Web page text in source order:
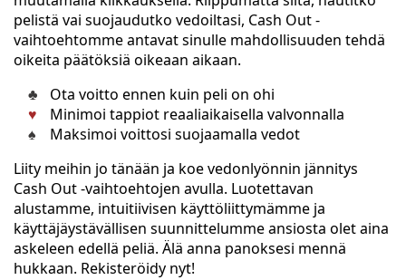
pelistä vai suojaudutko vedoiltasi, Cash Out -
vaihtoehtomme antavat sinulle mahdollisuuden tehdä
oikeita päätöksiä oikeaan aikaan.
Ota voitto ennen kuin peli on ohi
Minimoi tappiot reaaliaikaisella valvonnalla
Maksimoi voittosi suojaamalla vedot
Liity meihin jo tänään ja koe vedonlyönnin jännitys
Cash Out -vaihtoehtojen avulla. Luotettavan
alustamme, intuitiivisen käyttöliittymämme ja
käyttäjäystävällisen suunnittelumme ansiosta olet aina
askeleen edellä peliä. Älä anna panoksesi mennä
hukkaan. Rekisteröidy nyt!